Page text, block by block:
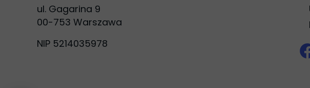
ul. Gagarina 9
00-753 Warszawa
NIP 5214035978